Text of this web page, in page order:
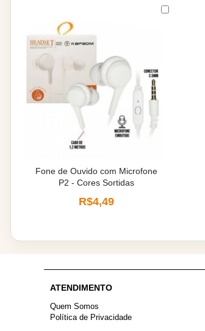
Fone de Ouvido com Microfone
P2 - Cores Sortidas
R$4,49
ATENDIMENTO
Quem Somos
Política de Privacidade